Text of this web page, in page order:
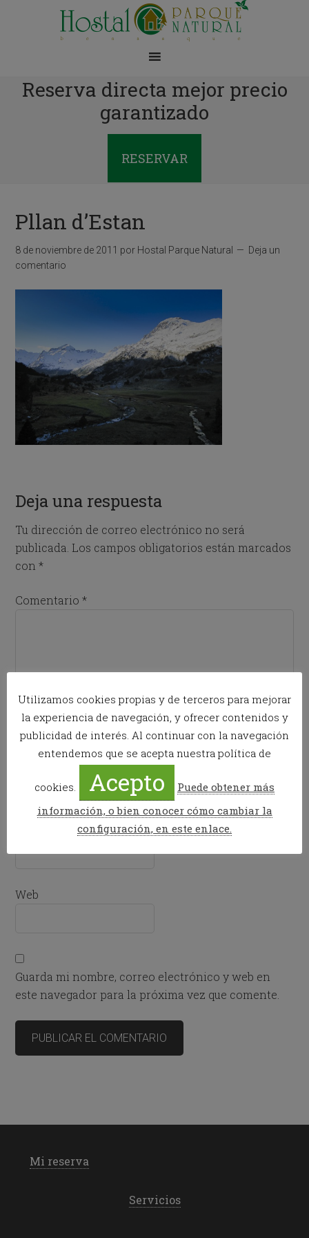
Reserva directa mejor precio
garantizado
RESERVAR
Pllan d’Estan
8 de noviembre de 2011 por Hostal Parque Natural
Deja un
comentario
Deja una respuesta
Tu dirección de correo electrónico no será
publicada. Los campos obligatorios están marcados
con*
Comentario*
Correo electrónico*
Web
Guarda mi nombre, correo electrónico y web en
este navegador para la próxima vez que comente.
Mi reserva
Servicios
Utilizamos cookies propias y de terceros para mejorar
la experiencia de navegación, y ofrecer contenidos y
publicidad de interés. Al continuar con la navegación
entendemos que se acepta nuestra política de
cookies. Acepto
Puede obtener más
información, o bien conocer cómo cambiar la
configuración, en este enlace.